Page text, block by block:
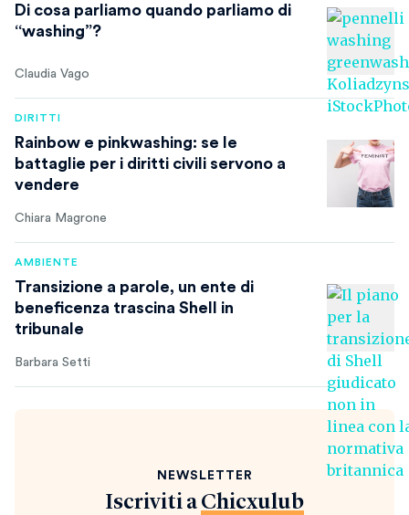
Di cosa parliamo quando parliamo di
“washing”?
Claudia Vago
DIRITTI
Rainbow e pinkwashing: se le
battaglie per i diritti civili servono a
vendere
Chiara Magrone
AMBIENTE
Transizione a parole, un ente di
beneficenza trascina Shell in
tribunale
Barbara Setti
NEWSLETTER
Iscriviti a Chicxulub